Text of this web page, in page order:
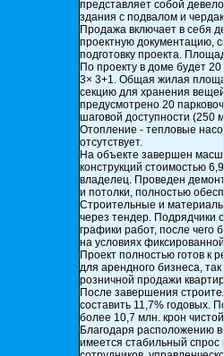
представляет собой
здания с подвалом и
Продажа включает в себя
проектную документацию,
подготовку проекта.
По проекту в доме будет
3× 3+1. Общая жилая
секцию для хранения
предусмотрено 20
шаговой доступности (250
Отопление - тепловые
отсутствует.
На объекте завершен
конструкций стоимостью
владелец. Проведен
и потолки, полностью
Строительные и
через тендер. Подрядчики
графики работ, после чего
на условиях
Проект полностью готов к
для арендного бизнеса,
розничной продажи
После завершения
составить 11,7% годовых.
более 10,7 млн. крон
Благодаря расположению
имеется стабильный